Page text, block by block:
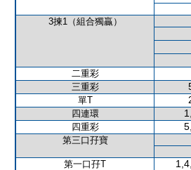
3揀1（組合獨贏）
二重彩
三重彩
單T
四連環
四重彩
第三口孖寶
第一口孖T